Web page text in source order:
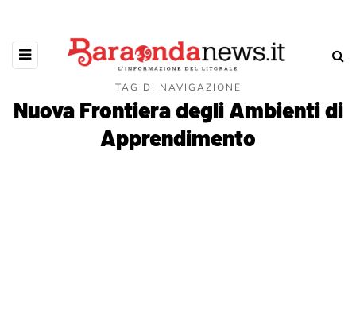
TAG DI NAVIGAZIONE
Nuova Frontiera degli Ambienti di
Apprendimento